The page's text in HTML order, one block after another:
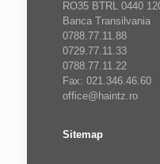
RO35 BTRL 0440
Banca Transilvania
0788.77.11.88
0729.77.11.33
0788.77.11.22
Fax: 021.346.46.60
office@haintz.ro
Sitemap